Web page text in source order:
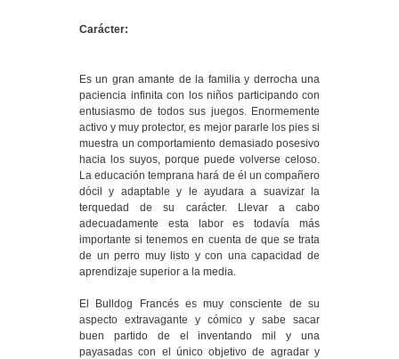
Carácter:
Es un gran amante de la familia y derrocha una
paciencia infinita con los niños participando con
entusiasmo de todos sus juegos. Enormemente
activo y muy protector, es mejor pararle los pies si
muestra un comportamiento demasiado posesivo
hacia los suyos, porque puede volverse celoso.
La educación temprana hará de él un compañero
dócil y adaptable y le ayudara a suavizar la
terquedad de su carácter. Llevar a cabo
adecuadamente esta labor es todavía más
importante si tenemos en cuenta de que se trata
de un perro muy listo y con una capacidad de
aprendizaje superior a la media.
El Bulldog Francés es muy consciente de su
aspecto extravagante y cómico y sabe sacar
buen partido de el inventando mil y una
payasadas con el único objetivo de agradar y